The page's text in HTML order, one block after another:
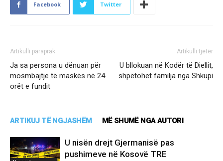
Facebook Twitter
Artikulli paraprak
Ja sa persona u dënuan për
mosmbajtje të maskës në 24
orët e fundit
Artikulli tjetër
U bllokuan në Kodër të Diellit,
shpëtohet familja nga Shkupi
ARTIKUJ TË NGJASHËM MË SHUMË NGA AUTORI
U nisën drejt Gjermanisë pas
pushimeve në Kosovë TRE